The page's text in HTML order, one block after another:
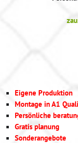
Eigene Produktion
Montage in A1
Persönliche
Gratis planung
Sonderangebote